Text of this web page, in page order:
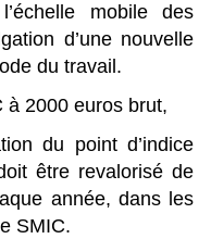
mobile des
d’une nouvelle
du travail.
à 2000 euros brut,
du point d’indice
être revalorisé de
année, dans les
SMIC.